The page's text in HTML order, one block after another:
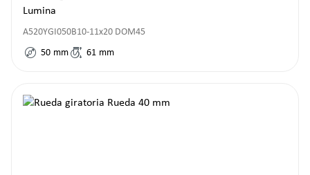
Lumina
A520YGI050B10-11x20 DOM45
50 mm 61 mm